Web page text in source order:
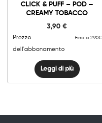
CLICK & PUFF – POD –
CREAMY TOBACCO
3,90€
Prezzo
dell'abbonamento
Fino a 2.90€
Leggi di più